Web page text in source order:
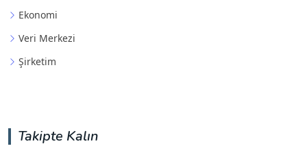
Ekonomi
Veri Merkezi
Şirketim
Takipte Kalın